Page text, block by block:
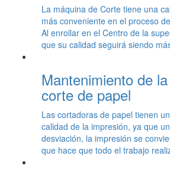
La máquina de Corte tiene una
más conveniente en el proceso
Al enrollar en el Centro de la
que su calidad seguirá siendo
Mantenimiento de
corte de papel
Las cortadoras de papel tienen
calidad de la impresión, ya que
desviación, la impresión se
que hace que todo el trabajo